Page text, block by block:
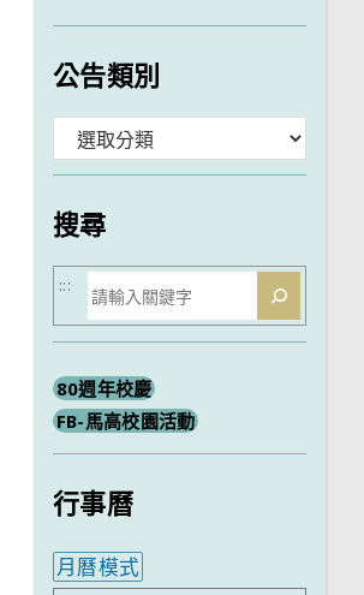
公告類別
類
搜尋
搜
尋
:::
80週年校慶
FB-馬高校園活動
行事曆
月曆模式